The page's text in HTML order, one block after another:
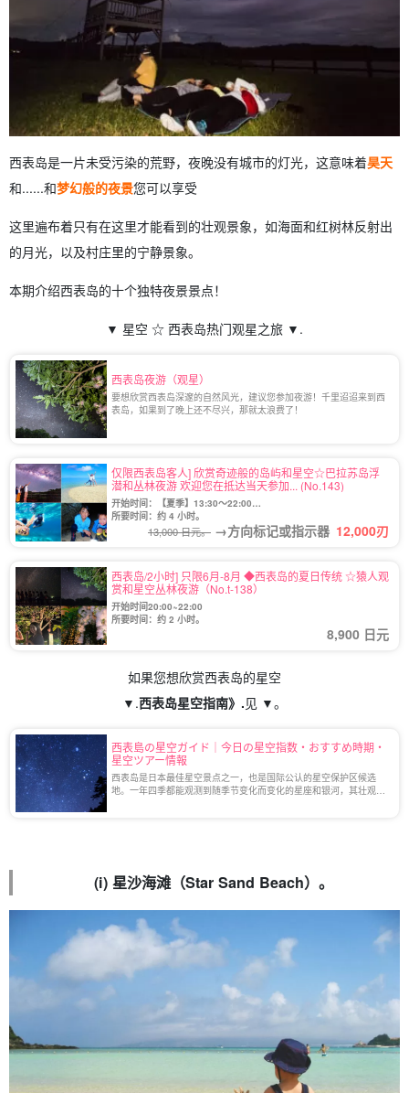
西表岛是一片未受污染的荒野，夜晚没有城市的灯光，这意味着昊天
和......和梦幻般的夜景您可以享受
这里遍布着只有在这里才能看到的壮观景象，如海面和红树林反射出
的月光，以及村庄里的宁静景象。
本期介绍西表岛的十个独特夜景景点！
▼ 星空 ☆ 西表岛热门观星之旅 ▼.
西表岛夜游（观星）
要想欣赏西表岛深邃的自然风光，建议您参加夜游！千里迢迢来到西
表岛，如果到了晚上还不尽兴，那就太浪费了！
仅限西表岛客人] 欣赏奇迹般的岛屿和星空☆巴拉苏岛浮
潜和丛林夜游 欢迎您在抵达当天参加... (No.143)
开始时间：【夏季】13:30〜22:00
【冬季】13:30〜21:30
所要时间：约 4 小时。
13,000 日元。 →方向标记或指示器 12,000刃
西表岛/2小时] 只限6月-8月 ◆西表岛的夏日传统 ☆猿人观
赏和星空丛林夜游（No.t-138）
开始时间20:00~22:00
所要时间：约 2 小时。
8,900 日元
如果您想欣赏西表岛的星空
▼.西表岛星空指南》.见 ▼。
西表島の星空ガイド｜今日の星空指数・おすすめ時期・
星空ツアー情報
西表岛是日本最佳星空景点之一，也是国际公认的星空保护区候选
地。一年四季都能观测到随季节变化而变化的星座和银河，其壮观的
(i) 星沙海滩（Star Sand Beach）。